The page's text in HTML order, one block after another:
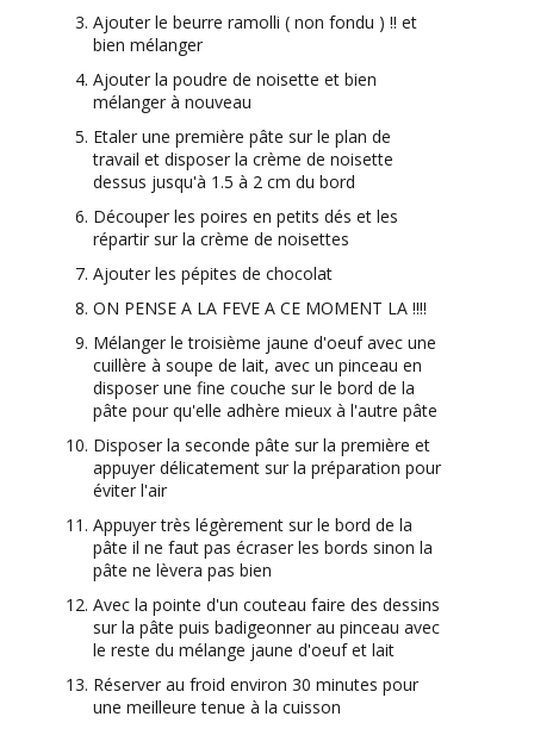
Ajouter le beurre ramolli ( non fondu ) !! et
bien mélanger
Ajouter la poudre de noisette et bien
mélanger à nouveau
Etaler une première pâte sur le plan de
travail et disposer la crème de noisette
dessus jusqu'à 1.5 à 2 cm du bord
Découper les poires en petits dés et les
répartir sur la crème de noisettes
Ajouter les pépites de chocolat
ON PENSE A LA FEVE A CE MOMENT LA !!!!
Mélanger le troisième jaune d'oeuf avec une
cuillère à soupe de lait, avec un pinceau en
disposer une fine couche sur le bord de la
pâte pour qu'elle adhère mieux à l'autre pâte
Disposer la seconde pâte sur la première et
appuyer délicatement sur la préparation pour
éviter l'air
Appuyer très légèrement sur le bord de la
pâte il ne faut pas écraser les bords sinon la
pâte ne lèvera pas bien
Avec la pointe d'un couteau faire des dessins
sur la pâte puis badigeonner au pinceau avec
le reste du mélange jaune d'oeuf et lait
Réserver au froid environ 30 minutes pour
une meilleure tenue à la cuisson